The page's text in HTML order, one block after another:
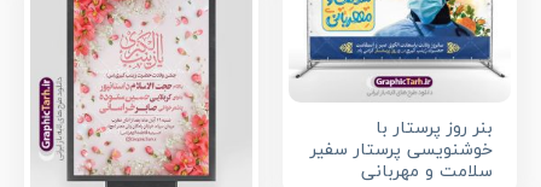
بنر روز پرستار با
خوشنویسی پرستار سفیر
سلامت و مهربانی